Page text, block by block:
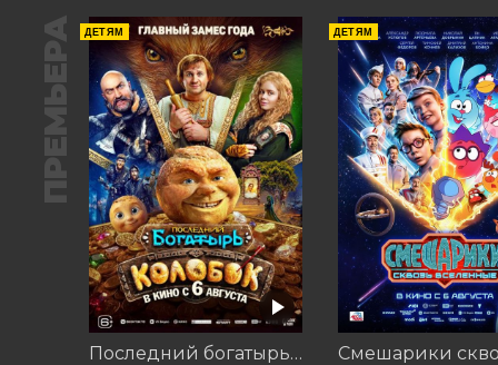
ПРЕМЬЕРА ДЕТЯМ
Последний богатырь. Колобок
ДЕТЯМ